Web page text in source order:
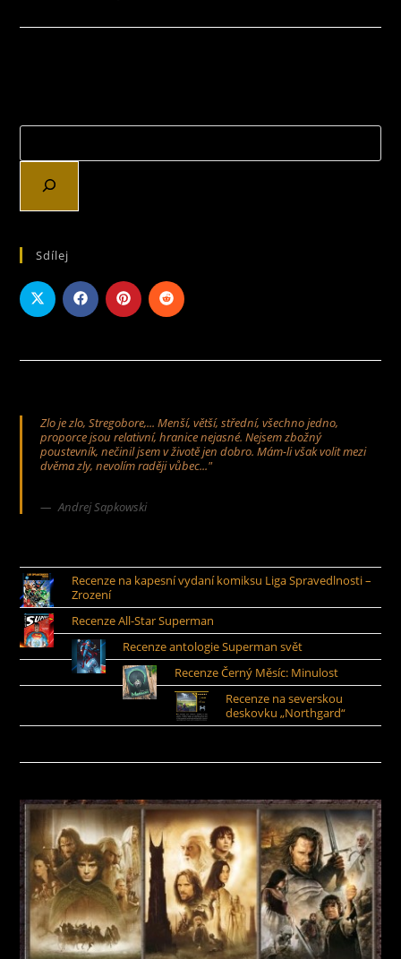
NÁZVEM
Sdílej
Zlo je zlo, Stregobore,... Menší, větší, střední, všechno jedno,
proporce jsou relativní, hranice nejasné. Nejsem zbožný
poustevník, nečinil jsem v životě jen dobro. Mám-li však volit mezi
dvěma zly, nevolím raději vůbec..."
Andrej Sapkowski
Recenze na kapesní vydaní komiksu Liga Spravedlnosti –
Zrození
Recenze All-Star Superman
Recenze antologie Superman svět
Recenze Černý Měsíc: Minulost
Recenze na severskou
deskovku „Northgard“